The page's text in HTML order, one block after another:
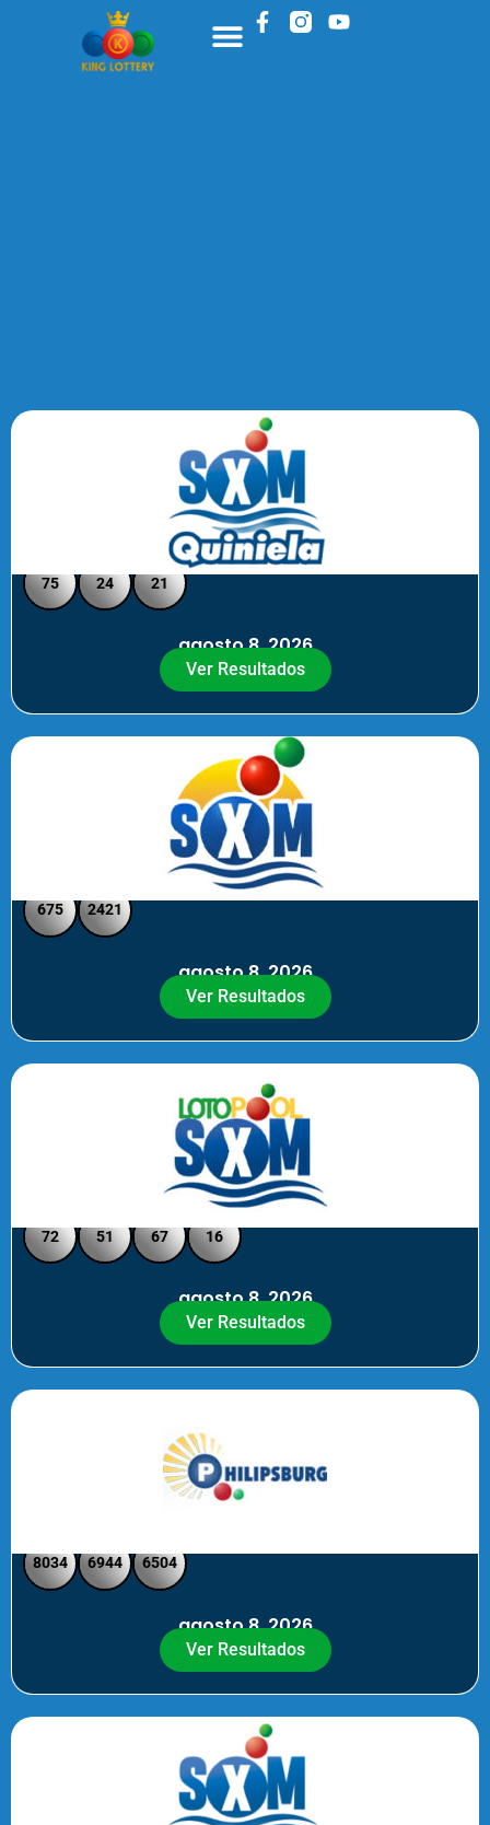
Quiniela SXM - Medio Día
75 24 21
agosto 8, 2026
Ver Resultados
SXM Medio día - Pick 3 Pick 4
675 2421
agosto 8, 2026
Ver Resultados
Loto Pool SXM - Medio Día
72 51 67 16
agosto 8, 2026
Ver Resultados
8034 6944 6504
agosto 8, 2026
Ver Resultados